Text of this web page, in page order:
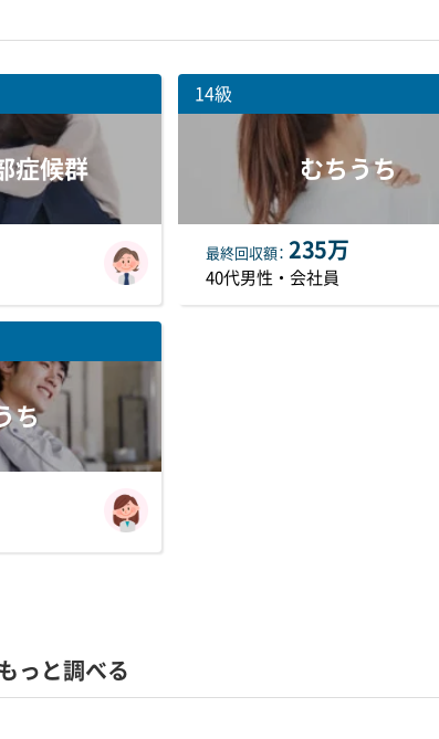
症候群
14級
むちうち
最終回収額 235万
40代男性・会社員
ち
っと調べる